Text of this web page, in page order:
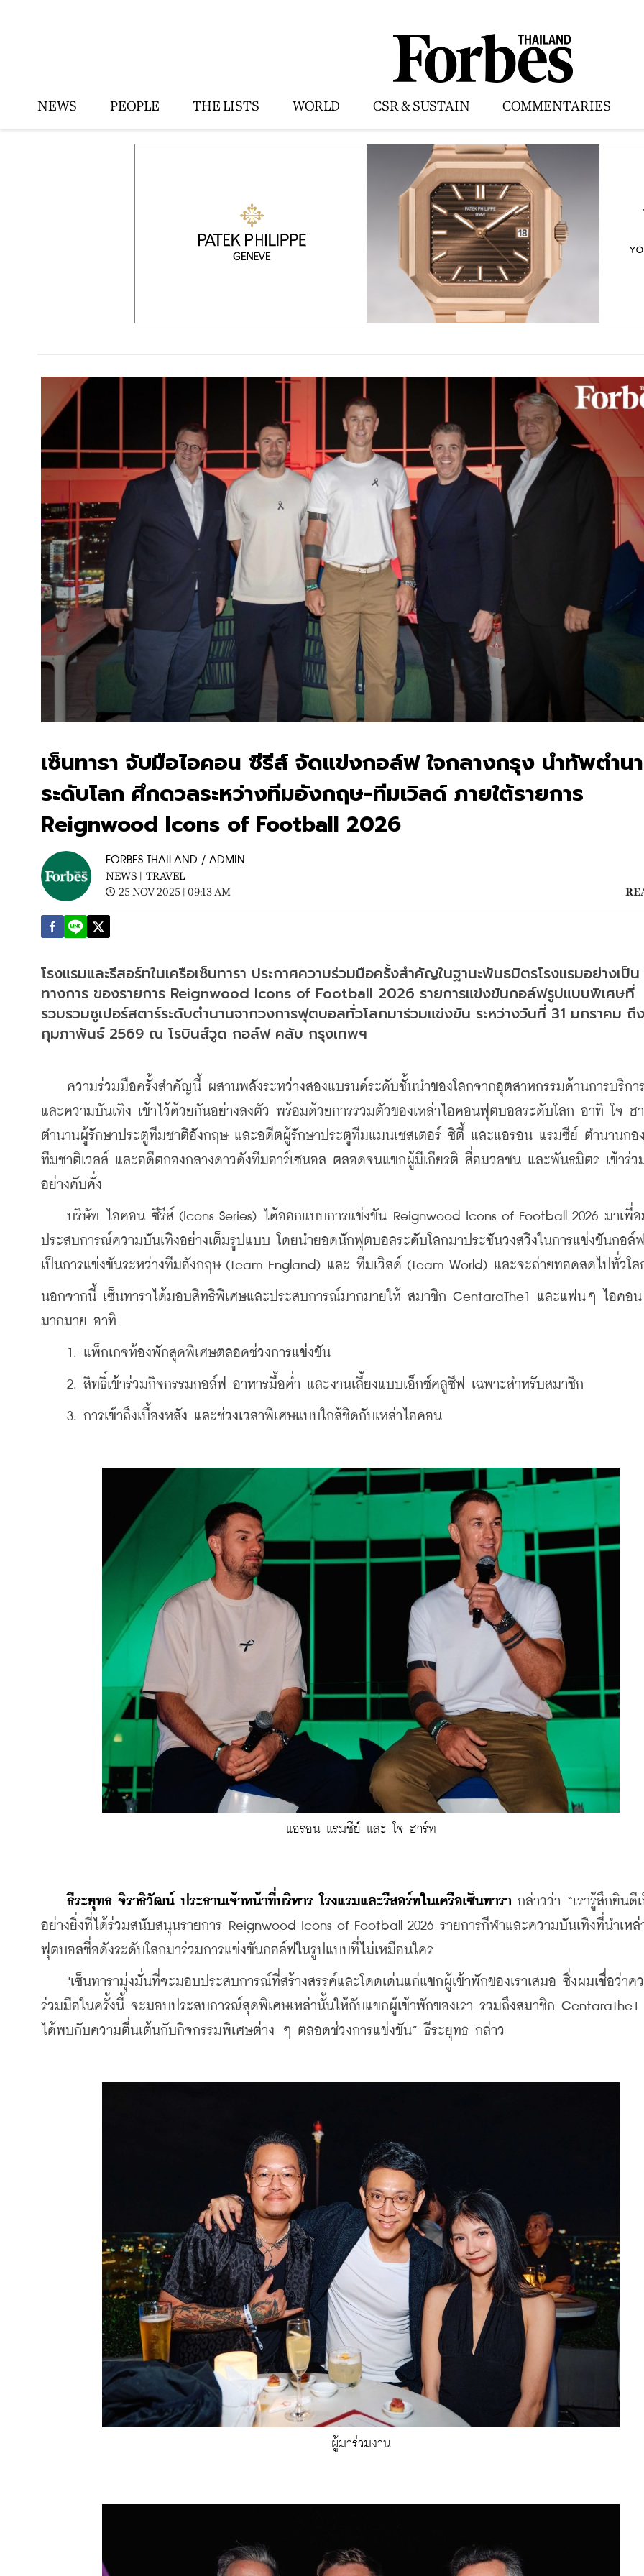
NEWS PEOPLE THE LISTS WORLD CSR & SUSTAIN COMMENTARIES
เซ็นทารา จับมือไอคอน ซีรีส์ จัดแข่งกอล์ฟ ใจกลางกรุง นำทัพตำน
ระดับโลก ศึกดวลระหว่างทีมอังกฤษ-ทีมเวิลด์ ภายใต้รายการ
Reignwood Icons of Football 2026
FORBES THAILAND / ADMIN
NEWS | TRAVEL
25 NOV 2025 | 09:13 AM
โรงแรมและรีสอร์ทในเครือเซ็นทารา ประกาศความร่วมมือครั้งสำคัญในฐานะพันธมิตรโรงแรมอย่างเป็น
ทางการ ของรายการ Reignwood Icons of Football 2026 รายการแข่งขันกอล์ฟรูปแบบพิเศษที่
รวบรวมซูเปอร์สตาร์ระดับตำนานจากวงการฟุตบอลทั่วโลกมาร่วมแข่งขัน ระหว่างวันที่ 31 มกราคม ถึ
กุมภาพันธ์ 2569 ณ โรบินส์วูด กอล์ฟ คลับ กรุงเทพฯ
ความร่วมมือครั้งสำคัญนี้ ผสานพลังระหว่างสองแบรนด์ระดับชั้นนำของโลกจากอุตสาหกรรมด้านการบริกา
และความบันเทิง เข้าไว้ด้วยกันอย่างลงตัว พร้อมด้วยการรวมตัวของเหล่าไอคอนฟุตบอลระดับโลก อาทิ โจ ฮ
ตำนานผู้รักษาประตูทีมชาติอังกฤษ และอดีตผู้รักษาประตูทีมแมนเชสเตอร์ ซิตี้ และแอรอน แรมซีย์ ตำนานกอ
ทีมชาติเวลส์ และอดีตกองกลางดาวดังทีมอาร์เซนอล ตลอดจนแขกผู้มีเกียรติ สื่อมวลชน และพันธมิตร เข้าร่ว
อย่างคับคั่ง
บริษัท ไอคอน ซีรีส์ (Icons Series) ได้ออกแบบการแข่งขัน Reignwood Icons of Football 2026 มาเพื่
ประสบการณ์ความบันเทิงอย่างเต็มรูปแบบ โดยนำยอดนักฟุตบอลระดับโลกมาประชันวงสวิงในการแข่งขันกอล์
เป็นการแข่งขันระหว่างทีมอังกฤษ (Team England) และ ทีมเวิลด์ (Team World) และจะถ่ายทอดสดไปทั่วโ
นอกจากนี้ เซ็นทาราได้มอบสิทธิพิเศษและประสบการณ์มากมายให้ สมาชิก CentaraThe1 และแฟนๆ ไอคอ
มากมาย อาทิ
1. แพ็กเกจห้องพักสุดพิเศษตลอดช่วงการแข่งขัน
2. สิทธิ์เข้าร่วมกิจกรรมกอล์ฟ อาหารมื้อค่ำ และงานเลี้ยงแบบเอ็กซ์คลูซีฟ เฉพาะสำหรับสมาชิก
3. การเข้าถึงเบื้องหลัง และช่วงเวลาพิเศษแบบใกล้ชิดกับเหล่าไอคอน
แอรอน แรมซีย์ และ โจ ฮาร์ท
ธีระยุทธ จิราธิวัฒน์ ประธานเจ้าหน้าที่บริหาร โรงแรมและรีสอร์ทในเครือเซ็นทารา กล่าวว่า “เรารู้สึกยินดี
อย่างยิ่งที่ได้ร่วมสนับสนุนรายการ Reignwood Icons of Football 2026 รายการกีฬาและความบันเทิงที่นำเหล่
ฟุตบอลชื่อดังระดับโลกมาร่วมการแข่งขันกอล์ฟในรูปแบบที่ไม่เหมือนใคร
"เซ็นทารามุ่งมั่นที่จะมอบประสบการณ์ที่สร้างสรรค์และโดดเด่นแก่แขกผู้เข้าพักของเราเสมอ ซึ่งผมเชื่อว่าค
ร่วมมือในครั้งนี้ จะมอบประสบการณ์สุดพิเศษเหล่านั้นให้กับแขกผู้เข้าพักของเรา รวมถึงสมาชิก
ได้พบกับความตื่นเต้นกับกิจกรรมพิเศษต่าง ๆ ตลอดช่วงการแข่งขัน” ธีระยุทธ กล่าว
ผู้มาร่วมงาน